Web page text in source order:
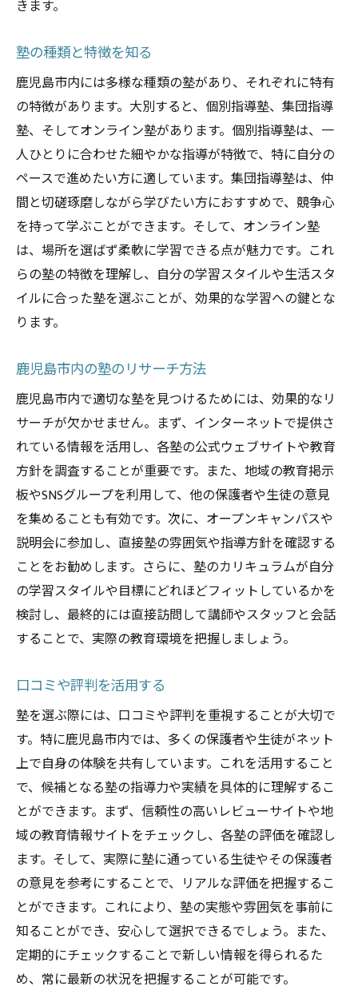
塾を選ぶ際に見逃せない鹿児島市の評判塾の特
徴
評判の高い塾の共通点
地域密着型塾のメリット
長年の実績がある塾の特徴
特定教科に強い塾の探し方
アットホームな雰囲気の塾
進学実績が豊富な塾
鹿児島市で自分に合った塾を選ぶための現地調
査のすすめ
生徒や保護者から直接話を聞く
オープンスクールや説明会を利用
施設の充実度を確認する
近隣の競合塾との比較
鹿児島市で塾選びを成功させるための秘訣とは
長期的な学習計画を立てる
保護者と生徒の意見を尊重する
塾とのコミュニケーションを大切に
定期的な振り返りと評価
継続的なモチベーションの維持
新しい学習方法の取り入れ方
塾を見つけよう
塾の強みと弱みを明確にする
各塾の料金プランを比較
特典やキャンペーンの有無
評判や口コミを比較する
学習効果の具体例を確認
オーダーメイド型の指導の有無
最適な鹿児島市の塾を選び抜くための効果的な
ステップ
事前情報収集の重要性
優先順位を明確にする
選択肢を絞り込むコツ
きます。
塾の種類と特徴を知る
鹿児島市内には多様な種類の塾があり、それぞれに特有
の特徴があります。大別すると、個別指導塾、集団指導
塾、そしてオンライン塾があります。個別指導塾は、一
人ひとりに合わせた細やかな指導が特徴で、特に自分の
ペースで進めたい方に適しています。集団指導塾は、仲
間と切磋琢磨しながら学びたい方におすすめで、競争心
を持って学ぶことができます。そして、オンライン塾
は、場所を選ばず柔軟に学習できる点が魅力です。これ
らの塾の特徴を理解し、自分の学習スタイルや生活スタ
イルに合った塾を選ぶことが、効果的な学習への鍵とな
ります。
鹿児島市内の塾のリサーチ方法
鹿児島市内で適切な塾を見つけるためには、効果的なリ
サーチが欠かせません。まず、インターネットで提供さ
れている情報を活用し、各塾の公式ウェブサイトや教育
方針を調査することが重要です。また、地域の教育掲示
板やSNSグループを利用して、他の保護者や生徒の意見
を集めることも有効です。次に、オープンキャンパスや
説明会に参加し、直接塾の雰囲気や指導方針を確認する
ことをお勧めします。さらに、塾のカリキュラムが自分
の学習スタイルや目標にどれほどフィットしているかを
検討し、最終的には直接訪問して講師やスタッフと会話
することで、実際の教育環境を把握しましょう。
口コミや評判を活用する
塾を選ぶ際には、口コミや評判を重視することが大切で
す。特に鹿児島市内では、多くの保護者や生徒がネット
上で自身の体験を共有しています。これを活用すること
で、候補となる塾の指導力や実績を具体的に理解するこ
とができます。まず、信頼性の高いレビューサイトや地
域の教育情報サイトをチェックし、各塾の評価を確認し
ます。そして、実際に塾に通っている生徒やその保護者
の意見を参考にすることで、リアルな評価を把握するこ
とができます。これにより、塾の実態や雰囲気を事前に
知ることができ、安心して選択できるでしょう。また、
定期的にチェックすることで新しい情報を得られるた
め、常に最新の状況を把握することが可能です。